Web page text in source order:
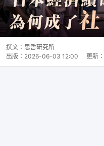
撰文： 思哲研究所
出版： 2026-06-03 12:00 更新：